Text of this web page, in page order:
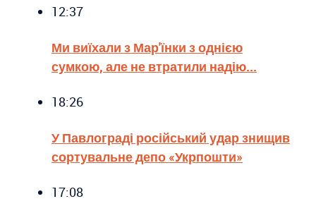
12:37
Ми виїхали з Мар'їнки з однією
сумкою, але не втратили надію...
18:26
У Павлограді російський удар знищив
сортувальне депо «Укрпошти»
17:08